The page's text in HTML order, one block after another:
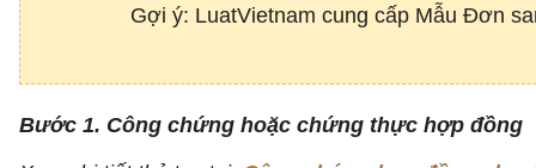
Gợi ý: ​LuatVietnam cung cấp Mẫu Đơn
Bước 1. Công chứng hoặc chứng thực hợp đồng